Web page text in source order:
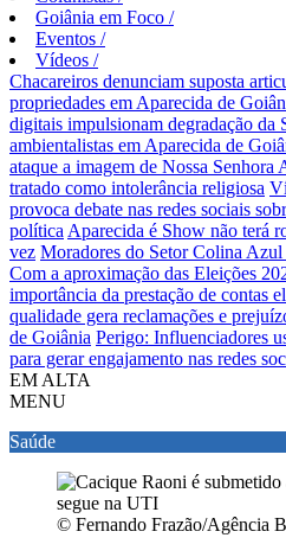
Goiânia em Foco /
Eventos /
Vídeos /
Chacareiros denunciam suposta
propriedades em Aparecida de
digitais impulsionam degradação da
ambientalistas em Aparecida de
ataque a imagem de Nossa
tratado como intolerância religiosa
provoca debate nas redes sociais
política Aparecida é Show não terá
vez Moradores do Setor Colina Azul
Com a aproximação das Eleições
importância da prestação de contas
qualidade gera reclamações e
de Goiânia Perigo: Influenciadores
para gerar engajamento nas redes
EM ALTA
MENU
Saúde
© Fernando Frazão/Agência